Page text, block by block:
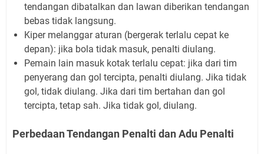
tendangan dibatalkan dan lawan diberikan tendangan
bebas tidak langsung.
Kiper melanggar aturan (bergerak terlalu cepat ke
depan): jika bola tidak masuk, penalti diulang.
Pemain lain masuk kotak terlalu cepat: jika dari tim
penyerang dan gol tercipta, penalti diulang. Jika tidak
gol, tidak diulang. Jika dari tim bertahan dan gol
tercipta, tetap sah. Jika tidak gol, diulang.
Perbedaan Tendangan Penalti dan Adu Penalti